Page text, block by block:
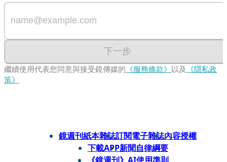
下一步
繼續使用代表您同意與接受鏡傳媒的 《服務條款》 以及 《隱私政
策》
鏡週刊紙本雜誌訂閱電子雜誌內容授權
下載APP新聞自律綱要